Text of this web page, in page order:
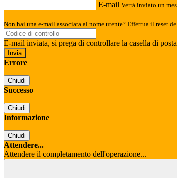
E-mail Verrà inviato un
Non hai una e-mail associata al nome utente? Effettua il reset
E-mail inviata, si prega di controllare la casella di
Errore
Chiudi
Successo
Chiudi
Informazione
Chiudi
Attendere...
Attendere il completamento dell'operazione...